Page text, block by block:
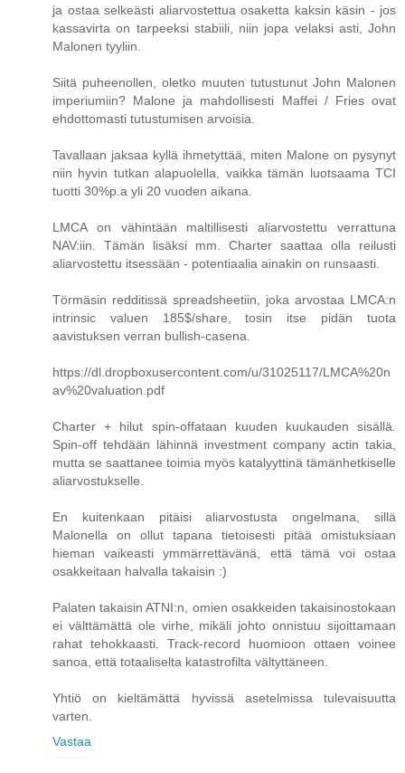
ja ostaa selkeästi aliarvostettua osaketta kaksin käsin - jos
kassavirta on tarpeeksi stabiili, niin jopa velaksi asti, John
Malonen tyyliin.
Siitä puheenollen, oletko muuten tutustunut John Malonen
imperiumiin? Malone ja mahdollisesti Maffei / Fries ovat
ehdottomasti tutustumisen arvoisia.
Tavallaan jaksaa kyllä ihmetyttää, miten Malone on pysynyt
niin hyvin tutkan alapuolella, vaikka tämän luotsaama TCI
tuotti 30%p.a yli 20 vuoden aikana.
LMCA on vähintään maltillisesti aliarvostettu verrattuna
NAV:iin. Tämän lisäksi mm. Charter saattaa olla reilusti
aliarvostettu itsessään - potentiaalia ainakin on runsaasti.
Törmäsin redditissä spreadsheetiin, joka arvostaa LMCA:n
intrinsic valuen 185$/share, tosin itse pidän tuota
aavistuksen verran bullish-casena.
https://dl.dropboxusercontent.com/u/31025117/LMCA%20n
av%20valuation.pdf
Charter + hilut spin-offataan kuuden kuukauden sisällä.
Spin-off tehdään lähinnä investment company actin takia,
mutta se saattanee toimia myös katalyyttinä tämänhetkiselle
aliarvostukselle.
En kuitenkaan pitäisi aliarvostusta ongelmana, sillä
Malonella on ollut tapana tietoisesti pitää omistuksiaan
hieman vaikeasti ymmärrettävänä, että tämä voi ostaa
osakkeitaan halvalla takaisin :)
Palaten takaisin ATNI:n, omien osakkeiden takaisinostokaan
ei välttämättä ole virhe, mikäli johto onnistuu sijoittamaan
rahat tehokkaasti. Track-record huomioon ottaen voinee
sanoa, että totaaliselta katastrofilta vältyttäneen.
Yhtiö on kieltämättä hyvissä asetelmissa tulevaisuutta
varten.
Vastaa